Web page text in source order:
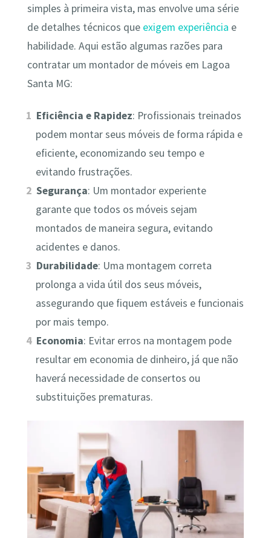
simples à primeira vista, mas envolve uma série
de detalhes técnicos que exigem experiência e
habilidade. Aqui estão algumas razões para
contratar um montador de móveis em Lagoa
Santa MG:
Eficiência e Rapidez: Profissionais treinados
podem montar seus móveis de forma rápida e
eficiente, economizando seu tempo e
evitando frustrações.
Segurança: Um montador experiente
garante que todos os móveis sejam
montados de maneira segura, evitando
acidentes e danos.
Durabilidade: Uma montagem correta
prolonga a vida útil dos seus móveis,
assegurando que fiquem estáveis e funcionais
por mais tempo.
Economia: Evitar erros na montagem pode
resultar em economia de dinheiro, já que não
haverá necessidade de consertos ou
substituições prematuras.